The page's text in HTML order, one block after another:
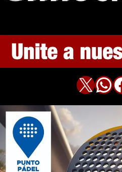
X WhatsApp Facebook